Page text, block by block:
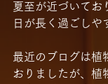
夏至が近づいてお
日が長く過ごしや
最近のブログは植
おりましたが、植